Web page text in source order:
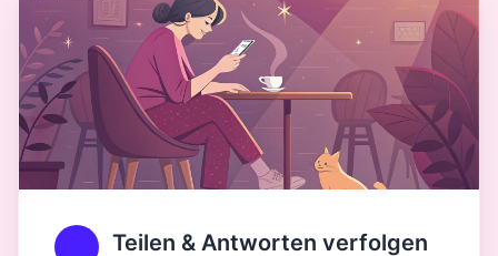
Teilen & Antworten verfolgen